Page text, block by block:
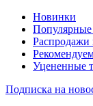
Новинки
Распродажи
Уцененные
Подписка на